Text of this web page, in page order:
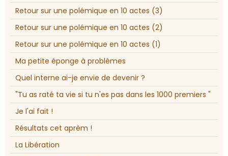
Retour sur une polémique en 10 actes (3)
Retour sur une polémique en 10 actes (2)
Retour sur une polémique en 10 actes (1)
Ma petite éponge à problèmes
Quel interne ai-je envie de devenir ?
"Tu as raté ta vie si tu n'es pas dans les 1000 premiers "
Je l'ai fait !
Résultats cet aprèm !
La Libération